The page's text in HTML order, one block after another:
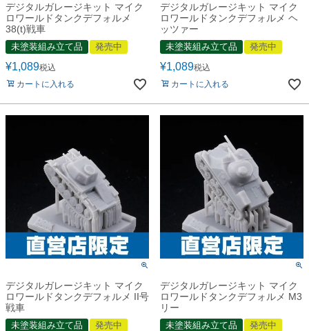
デジタルガレージキット マイク
ロワールドタンクデフォルメ
38(t)戦車
未塗装組み立て品 発売中
¥1,089税込
カートに入れる
デジタルガレージキット マイク
ロワールドタンクデフォルメ ヘ
ッツァー
未塗装組み立て品 発売中
¥1,089税込
カートに入れる
デジタルガレージキット マイク
ロワールドタンクデフォルメ II号
戦車
未塗装組み立て品 発売中
デジタルガレージキット マイク
ロワールドタンクデフォルメ M3
リー
未塗装組み立て品 発売中